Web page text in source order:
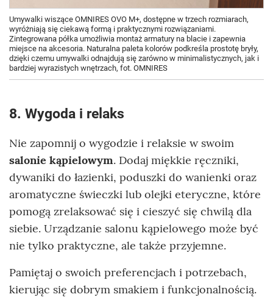
Umywalki wiszące OMNIRES OVO M+, dostępne w trzech rozmiarach,
wyróżniają się ciekawą formą i praktycznymi rozwiązaniami.
Zintegrowana półka umożliwia montaż armatury na blacie i zapewnia
miejsce na akcesoria. Naturalna paleta kolorów podkreśla prostotę bryły,
dzięki czemu umywalki odnajdują się zarówno w minimalistycznych, jak i
bardziej wyrazistych wnętrzach, fot. OMNIRES
8. Wygoda i relaks
Nie zapomnij o wygodzie i relaksie w swoim
salonie kąpielowym. Dodaj miękkie ręczniki,
dywaniki do łazienki, poduszki do wanienki oraz
aromatyczne świeczki lub olejki eteryczne, które
pomogą zrelaksować się i cieszyć się chwilą dla
siebie. Urządzanie salonu kąpielowego może być
nie tylko praktyczne, ale także przyjemne.
Pamiętaj o swoich preferencjach i potrzebach,
kierując się dobrym smakiem i funkcjonalnością.